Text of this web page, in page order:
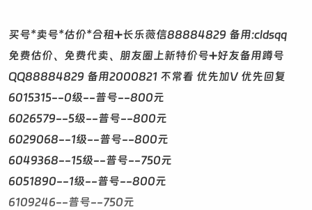
买号*卖号*估价*合租➕长乐薇信88884829 备用:cldsqq
免费估价、免费代卖、朋友圈上新特价号➕好友备用蹲号
QQ88884829 备用2000821 不常看 优先加V 优先回复
6015315--0级--普号--800元
6026579--5级--普号--800元
6029068--1级--普号--800元
6049368--15级--普号--750元
6051890--1级--普号--800元
6109246--普号--750元